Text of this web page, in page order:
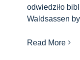
odwiedziło
Waldsassen
Read More